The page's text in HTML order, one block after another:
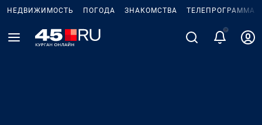
НЕДВИЖИМОСТЬ ПОГОДА ЗНАКОМСТВА ТЕЛЕПРОГРАММА